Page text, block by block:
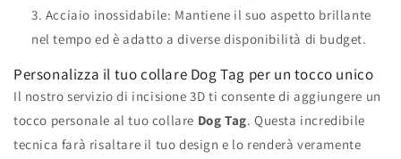
Acciaio inossidabile: Mantiene il suo aspetto brillante
nel tempo ed è adatto a diverse disponibilità di budget.
Personalizza il tuo collare Dog Tag per un tocco unico
Il nostro servizio di incisione 3D ti consente di aggiungere un
tocco personale al tuo collare Dog Tag. Questa incredibile
tecnica farà risaltare il tuo design e lo renderà veramente